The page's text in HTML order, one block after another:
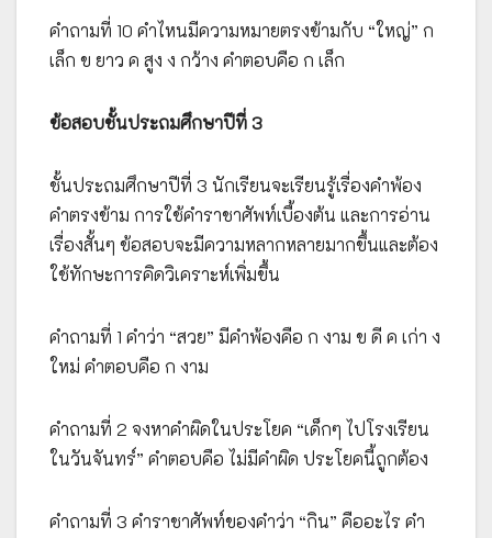
คำถามที่ 10 คำไหนมีความหมายตรงข้ามกับ “ใหญ่” ก
เล็ก ข ยาว ค สูง ง กว้าง คำตอบคือ ก เล็ก
ข้อสอบชั้นประถมศึกษาปีที่ 3
ชั้นประถมศึกษาปีที่ 3 นักเรียนจะเรียนรู้เรื่องคำพ้อง
คำตรงข้าม การใช้คำราชาศัพท์เบื้องต้น และการอ่าน
เรื่องสั้นๆ ข้อสอบจะมีความหลากหลายมากขึ้นและต้อง
ใช้ทักษะการคิดวิเคราะห์เพิ่มขึ้น
คำถามที่ 1 คำว่า “สวย” มีคำพ้องคือ ก งาม ข ดี ค เก่า ง
ใหม่ คำตอบคือ ก งาม
คำถามที่ 2 จงหาคำผิดในประโยค “เด็กๆ ไปโรงเรียน
ในวันจันทร์” คำตอบคือ ไม่มีคำผิด ประโยคนี้ถูกต้อง
คำถามที่ 3 คำราชาศัพท์ของคำว่า “กิน” คืออะไร คำ